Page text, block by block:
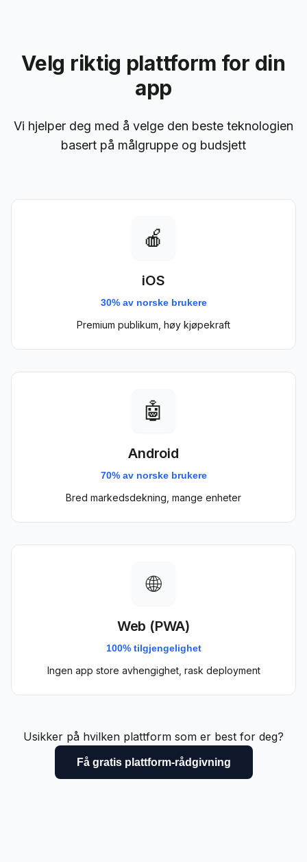
Velg riktig plattform for din
app
Vi hjelper deg med å velge den beste teknologien
basert på målgruppe og budsjett
🍎
iOS
30% av norske brukere
Premium publikum, høy kjøpekraft
🤖
Android
70% av norske brukere
Bred markedsdekning, mange enheter
🌐
Web (PWA)
100% tilgjengelighet
Ingen app store avhengighet, rask deployment
Usikker på hvilken plattform som er best for deg?
Få gratis plattform-rådgivning